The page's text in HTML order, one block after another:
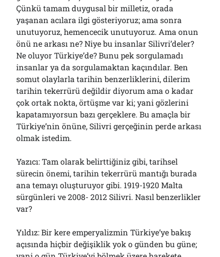
Çünkü tamam duygusal bir milletiz, orada
yaşanan acılara ilgi gösteriyoruz; ama sonra
unutuyoruz, hemencecik unutuyoruz. Ama onun
önü ne arkası ne? Niye bu insanlar Silivri’deler?
Ne oluyor Türkiye’de? Bunu pek sorgulamadı
insanlar ya da sorgulamaktan kaçındılar. Ben
somut olaylarla tarihin benzerliklerini, dilerim
tarihin tekerrürü değildir diyorum ama o kadar
çok ortak nokta, örtüşme var ki; yani gözlerini
kapatamıyorsun bazı gerçeklere. Bu amaçla bir
Türkiye’nin önüne, Silivri gerçeğinin perde arkası
olmak istedim.
Yazıcı: Tam olarak belirttiğiniz gibi, tarihsel
sürecin önemi, tarihin tekerrürü mantığı burada
ana temayı oluşturuyor gibi. 1919-1920 Malta
sürgünleri ve 2008- 2012 Silivri. Nasıl benzerlikler
var?
Yıldız: Bir kere emperyalizmin Türkiye’ye bakış
açısında hiçbir değişiklik yok o günden bu güne;